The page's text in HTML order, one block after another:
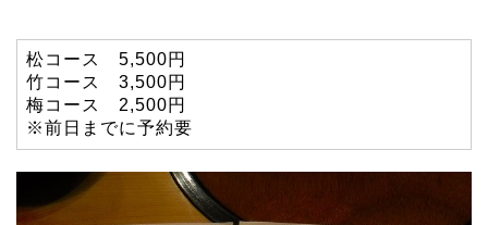
松コース 5,500円
竹コース 3,500円
梅コース 2,500円
※前日までに予約要